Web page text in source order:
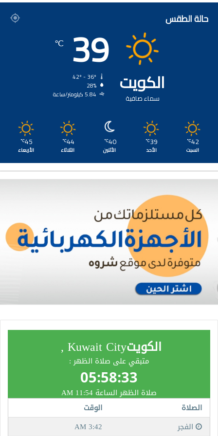
حالة الطقس
الكويت
سماء صافية
39
℃
28%
5.84 كيلومتر/ساعة
42
℃
السبت
39
℃
الأحد
40
℃
الأثنين
44
℃
الثلاثاء
45
℃
الأربعاء